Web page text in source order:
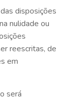
disposições
nulidade ou
reescritas, de
em
será